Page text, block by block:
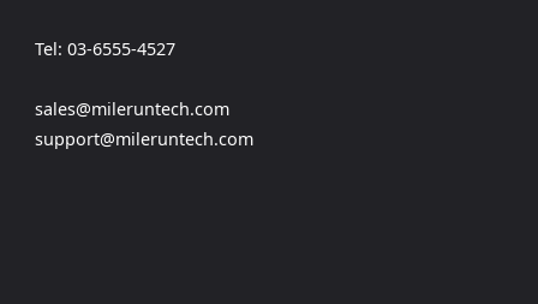
Tel: 03-6555-4527
sales@mileruntech.com
support@mileruntech.com